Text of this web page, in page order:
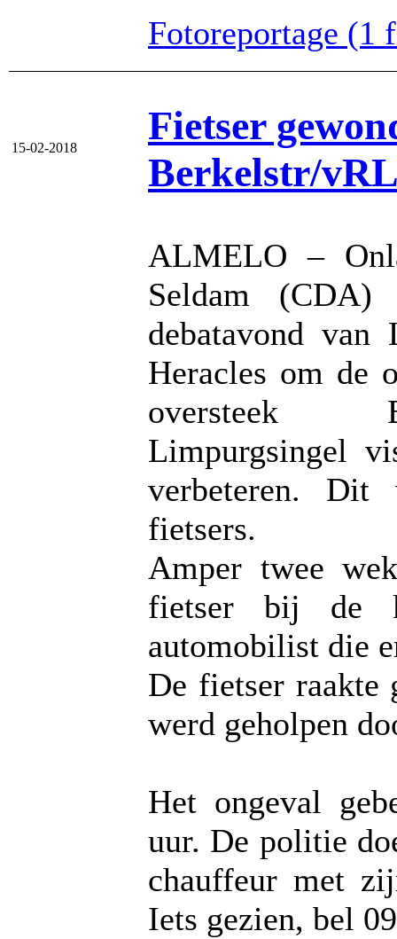
Fotoreportage (1
15-02-2018
Fietser
Berkelstr/
ALMELO –
Seldam (CDA)
debatavond
Heracles om de
oversteek
Limpurgsingel
verbeteren. Dit
fietsers.
Amper twee
fietser bij de
automobilist die
De fietser raakte
werd geholpen
Het ongeval
uur. De politie
chauffeur met
Iets gezien, bel